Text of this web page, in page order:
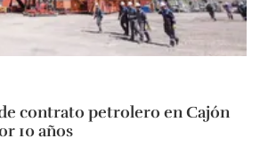
contrato petrolero en Cajón
10 años